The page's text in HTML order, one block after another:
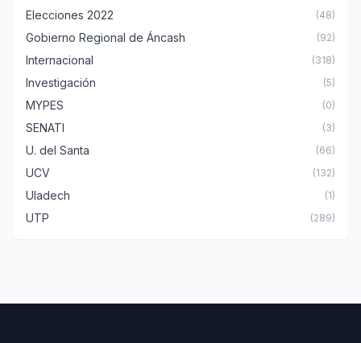
Elecciones 2022 (48)
Gobierno Regional de Áncash (92)
Internacional (318)
Investigación (5)
MYPES (0)
SENATI (3)
U. del Santa (66)
UCV (132)
Uladech (1)
UTP (289)